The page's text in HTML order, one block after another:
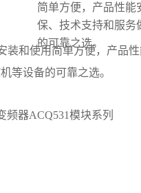
简单方便，产品性
保、技术支持和服务
的可靠之选。
和使用简单方便，产品
等设备的可靠之选。